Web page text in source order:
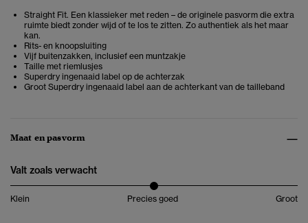
Straight Fit. Een klassieker met reden – de originele pasvorm die extra
ruimte biedt zonder wijd of te los te zitten. Zo authentiek als het maar
kan.
Rits- en knoopsluiting
Vijf buitenzakken, inclusief een muntzakje
Taille met riemlusjes
Superdry ingenaaid label op de achterzak
Groot Superdry ingenaaid label aan de achterkant van de tailleband
Maat en pasvorm
Valt zoals verwacht
Klein Precies goed Groot